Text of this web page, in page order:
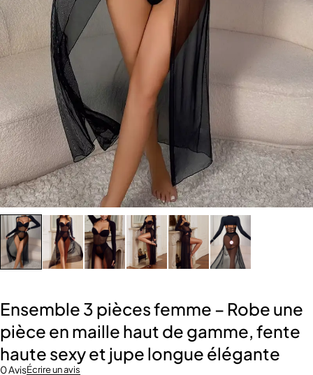
Ensemble 3 pièces femme – Robe une
pièce en maille haut de gamme, fente
haute sexy et jupe longue élégante
0 AvisÉcrire un avis